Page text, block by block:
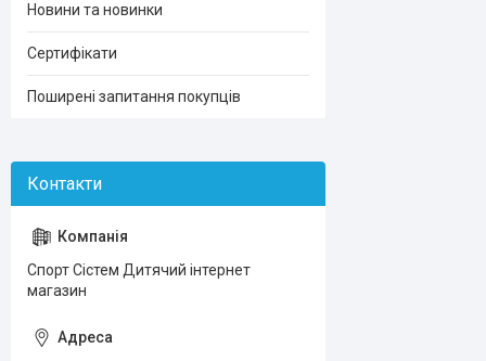
Новини та новинки
Сертифікати
Поширені запитання покупців
Спорт Сістем Дитячий інтернет
магазин